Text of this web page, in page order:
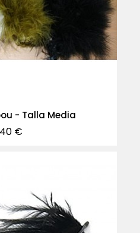
- Talla Media
€